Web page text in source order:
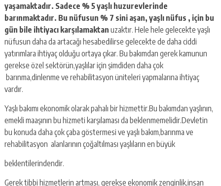
yaşamaktadır. Sadece % 5 yaşlı huzurevlerinde
barınmaktadır. Bu nüfusun % 7 sini aşan, yaşlı nüfus , için bu
gün bile ihtiyacı karşılamaktan uzaktır. Hele hele gelecekte yaşlı
nüfusun daha da artacağı hesabedilirse gelecekte de daha ciddi
yatırımlara ihtiyaç olduğu ortaya çıkar. Bu bakımdan gerek kamunun
gerekse özel sektörün,yaşlılar için şimdiden daha çok
barınma,dinlenme ve rehabilitasyon üniteleri yapmalarına ihtiyaç
vardır.
Yaşlı bakımı ekonomik olarak pahalı bir hizmettir.Bu bakımdan yaşlının,
emekli maaşının bu hizmeti karşılaması da beklenmemelidir.Devletin
bu konuda daha çok çaba göstermesi ve yaşlı bakım,barınma ve
rehabilitasyon alanlarının çoğaltılması yaşlıların en büyük
beklentilerindendir.
Gerek tibbi hizmetlerin artması, gerekse ekonomik zenginlik,insan